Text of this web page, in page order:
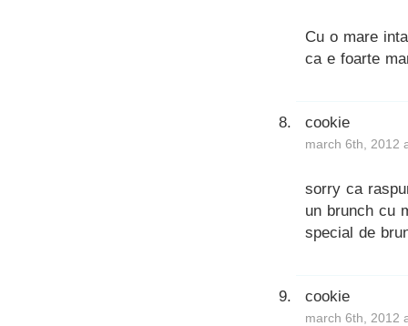
Cu o mare
ca e foarte
cookie
march 6th, 2012
sorry ca
un brunch cu
special de
cookie
march 6th, 2012